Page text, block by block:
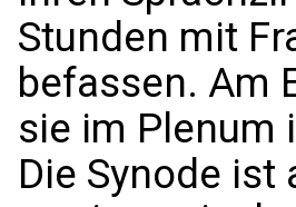
Stunden mit
befassen. Am
sie im Plenum
Die Synode